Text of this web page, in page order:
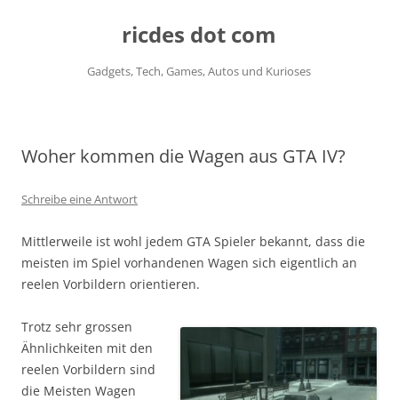
ricdes dot com
Gadgets, Tech, Games, Autos und Kurioses
Woher kommen die Wagen aus GTA IV?
Schreibe eine Antwort
Mittlerweile ist wohl jedem GTA Spieler bekannt, dass die
meisten im Spiel vorhandenen Wagen sich eigentlich an
reelen Vorbildern orientieren.
Trotz sehr grossen
Ähnlichkeiten mit den
reelen Vorbildern sind
die Meisten Wagen